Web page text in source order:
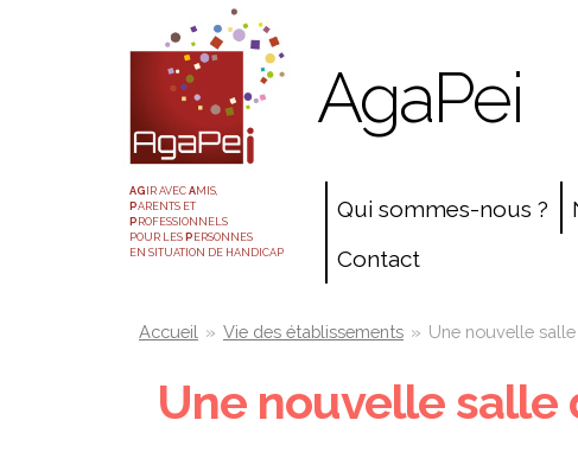
AgaPei
AG IR AVEC AMIS,
PARENTS ET
P ROFESSIONNELS
POUR LES P ERSONNES
EN SITUATION DE HANDICAP
Qui sommes-nous ?
Contact
You
here
Accueil » Vie des établissements » Une nouvelle
Une nouvelle salle
Panneau de gestion des cookies